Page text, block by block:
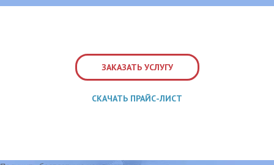
ЗАКАЗАТЬ УСЛУГУ
СКАЧАТЬ ПРАЙС-ЛИСТ